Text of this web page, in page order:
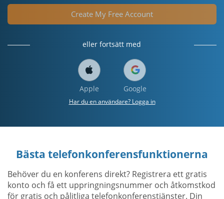
Create My Free Account
eller fortsätt med
Apple Google
Har du en användare? Logga in
Bästa telefonkonferensfunktionerna
Behöver du en konferens direkt? Registrera ett gratis
konto och få ett uppringningsnummer och åtkomstkod
för gratis och pålitliga telefonkonferenstjänster. Din